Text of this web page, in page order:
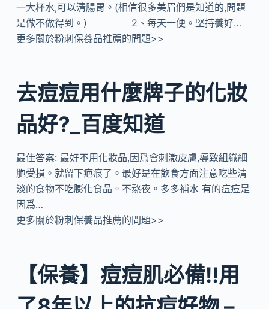
一大杯水,可以清腸胃。(相信很多美眉們是知道的,問題
是做不做得到。) 2、每天一便。堅持養好…
更多關於粉刺保養品推薦的問題>>
去痘痘用什麼牌子的化妝
品好?_百度知道
最佳答案: 最好不用化妝品,因爲會刺激皮膚,導致組織細
胞受損。就留下疤痕了。最好是在飲食方面注意吃些清
淡的食物不吃膨化食品。不熬夜。多多補水 有的痘痘是
因爲…
更多關於粉刺保養品推薦的問題>>
【保養】痘痘肌必備!!用